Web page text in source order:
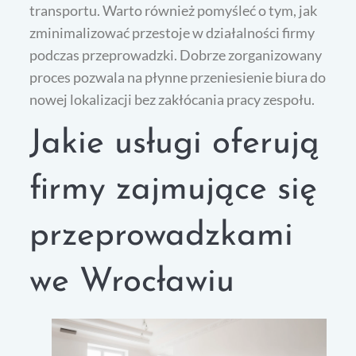
transportu. Warto również pomyśleć o tym, jak
zminimalizować przestoje w działalności firmy
podczas przeprowadzki. Dobrze zorganizowany
proces pozwala na płynne przeniesienie biura do
nowej lokalizacji bez zakłócania pracy zespołu.
Jakie usługi oferują
firmy zajmujące się
przeprowadzkami
we Wrocławiu